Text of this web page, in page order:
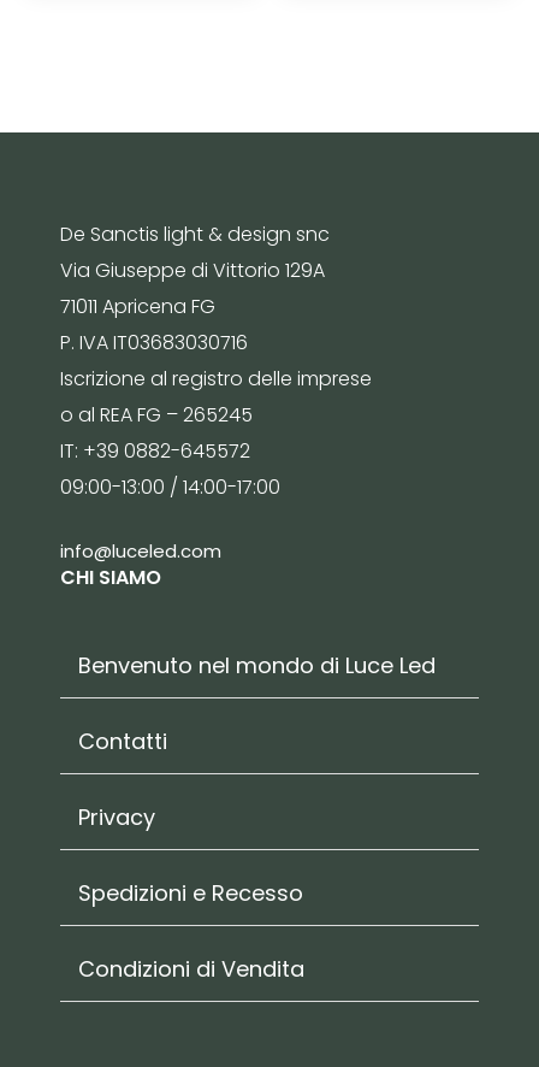
De Sanctis light & design snc
Via Giuseppe di Vittorio 129A
71011 Apricena FG
P. IVA IT03683030716
Iscrizione al registro delle imprese
o al REA FG – 265245
IT: +39 0882-645572
09:00-13:00 / 14:00-17:00
info@luceled.com
CHI SIAMO
Benvenuto nel mondo di Luce Led
Contatti
Privacy
Spedizioni e Recesso
Condizioni di Vendita